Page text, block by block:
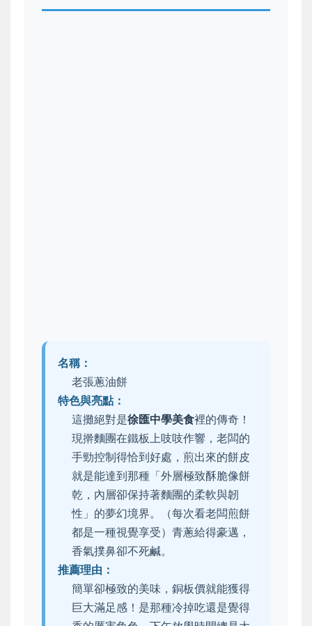
名稱：
老張蔥油餅
特色與亮點：
這攤絕對是徐匯中學美食裡的傳奇！
現擀麵團在鐵板上吱吱作響，老闆的
手勁控制得恰到好處，煎出來的餅皮
就是能達到那種「外層極致酥脆像餅
乾，內層卻保持著麵團的柔軟與韌
性」的夢幻境界。（每次看老闆煎餅
都是一種視覺享受）青蔥給得豪邁，
香氣撲鼻卻不死鹹。
推薦理由：
簡單卻極致的美味，銅板價就能獲得
巨大滿足感！是那種冷掉吃還是覺得